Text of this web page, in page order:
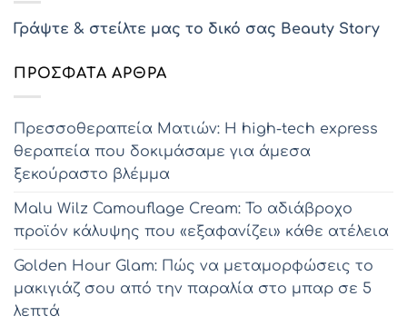
Γράψτε & στείλτε μας το δικό σας Beauty Story
ΠΡΌΣΦΑΤΑ ΆΡΘΡΑ
Πρεσσοθεραπεία Ματιών: Η high-tech express
θεραπεία που δοκιμάσαμε για άμεσα
ξεκούραστο βλέμμα
Malu Wilz Camouflage Cream: Το αδιάβροχο
προϊόν κάλυψης που «εξαφανίζει» κάθε ατέλεια
Golden Hour Glam: Πώς να μεταμορφώσεις το
μακιγιάζ σου από την παραλία στο μπαρ σε 5
λεπτά